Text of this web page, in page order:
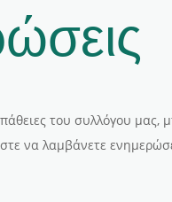
του συλλόγου μας,
να λαμβάνετε